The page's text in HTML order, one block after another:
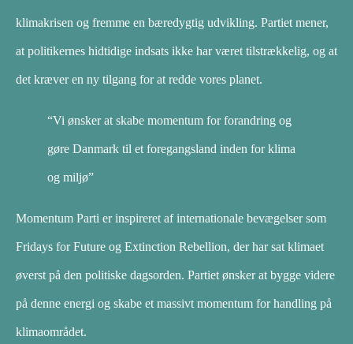
klimakrisen og fremme en bæredygtig udvikling. Partiet mener,
at politikernes hidtidige indsats ikke har været tilstrækkelig, og at
det kræver en ny tilgang for at redde vores planet.
“Vi ønsker at skabe momentum for forandring og
gøre Danmark til et foregangsland inden for klima
og miljø”
Momentum Parti er inspireret af internationale bevægelser som
Fridays for Future og Extinction Rebellion, der har sat klimaet
øverst på den politiske dagsorden. Partiet ønsker at bygge videre
på denne energi og skabe et massivt momentum for handling på
klimaområdet.